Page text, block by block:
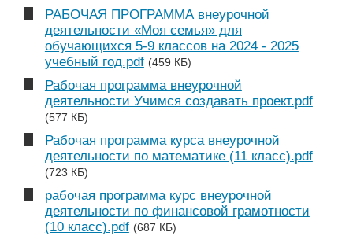
РАБОЧАЯ ПРОГРАММА внеурочной
деятельности «Моя семья» для
обучающихся 5-9 классов на 2024 - 2025
учебный год.pdf (459 КБ)
Рабочая программа внеурочной
деятельности Учимся создавать проект.pdf
(577 КБ)
Рабочая программа курса внеурочной
деятельности по математике (11 класс).pdf
(723 КБ)
рабочая программа курс внеурочной
деятельности по финансовой грамотности
(10 класс).pdf (687 КБ)